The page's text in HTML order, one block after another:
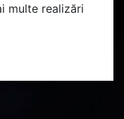
multe realizări